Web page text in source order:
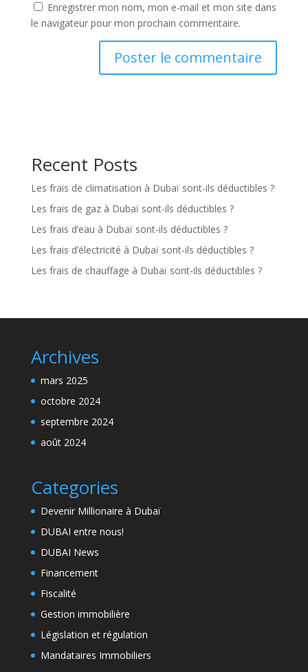
Enregistrer mon nom, mon e-mail et mon site dans
le navigateur pour mon prochain commentaire.
Recent Posts
Les frais de climatisation à Dubaï sont-ils déductibles ?
Les frais de gaz à Dubaï sont-ils déductibles ?
Les frais d’eau à Dubaï sont-ils déductibles ?
Les frais d’électricité à Dubaï sont-ils déductibles ?
Les frais de chauffage à Dubaï sont-ils déductibles ?
Archives
mars 2025
octobre 2024
septembre 2024
août 2024
Categories
Devenir Millionaire à Dubaï
DUBAI entre nous!
DUBAI News
Financement
Fiscalité
Gestion immobilière
Législation et régulation
Mandataires Immobiliers